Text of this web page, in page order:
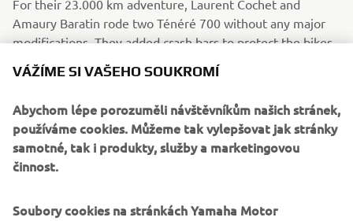
For their 23.000 km adventure, Laurent Cochet and
Amaury Baratin rode two Ténéré 700 without any major
modifications. They added crash bars to protect the bikes
in case of a fall, as well as flexible saddlebags that allowed
them to bring along video filming equipment. To cross the
been added : enduro tires, support for the GPS and a tank
filter in order to use local gasoline.
Více informací
VÁŽÍME SI VAŠEHO SOUKROMÍ
Abychom lépe porozuměli návštěvníkům našich stránek,
používáme cookies. Můžeme tak vylepšovat jak stránky
samotné, tak i produkty, služby a marketingovou
činnost.
Soubory cookies na stránkách Yamaha Motor